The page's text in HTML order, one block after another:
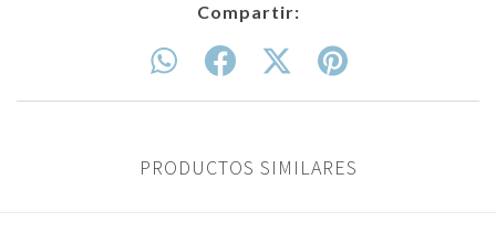
Compartir:
PRODUCTOS SIMILARES